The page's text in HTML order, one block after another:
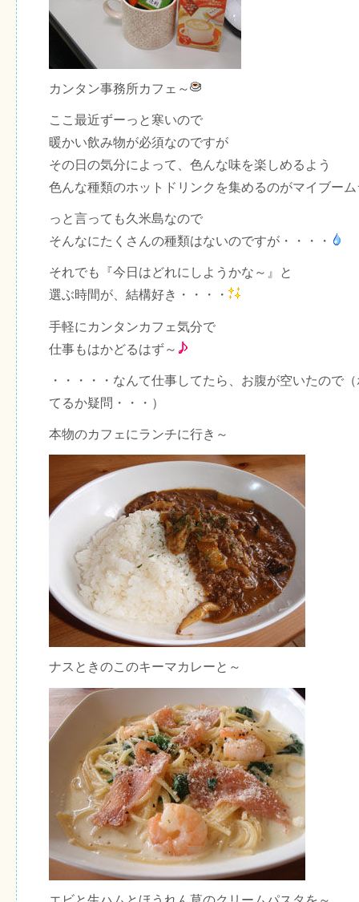
カンタン事務所カフェ～
ここ最近ずーっと寒いので
暖かい飲み物が必須なのですが
その日の気分によって、色んな味を楽しめるよう
色んな種類のホットドリンクを集めるのがマイブー
っと言っても久米島なので
そんなにたくさんの種類はないのですが・・・・
それでも『今日はどれにしようかな～』と
選ぶ時間が、結構好き・・・・
手軽にカンタンカフェ気分で
仕事もはかどるはず～
・・・・・なんて仕事してたら、お腹が空いたので
てるか疑問・・・）
本物のカフェにランチに行き～
ナスときのこのキーマカレーと～